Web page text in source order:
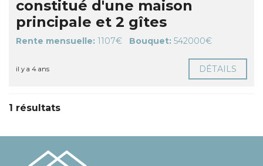
constitué d'une maison
principale et 2 gîtes
Rente mensuelle: 1107€ Bouquet: 542000€
il y a 4 ans DÉTAILS
1 résultats